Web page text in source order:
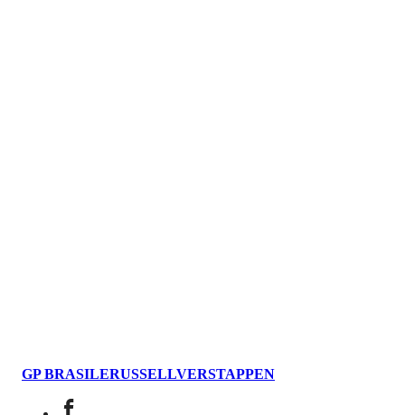
GP BRASILERUSSELLVERSTAPPEN